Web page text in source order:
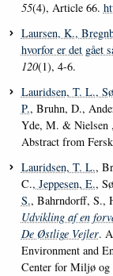
55(4), Article 66.
Laursen, K.,
hvorfor er det gået
120(1), 4-6.
Lauridsen, T. L.,
P., Bruhn, D.,
Yde, M. & Nielsen
Abstract from
Lauridsen, T. L.,
C., Jeppesen, E.,
S., Bahrndorff, S.,
Udvikling af en
De Østlige Vejler.
Environment and
Center for Miljø og